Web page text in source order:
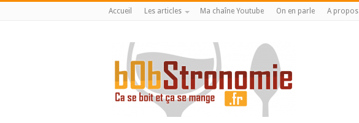
Accueil Les articles Ma chaîne Youtube On en parle A propos